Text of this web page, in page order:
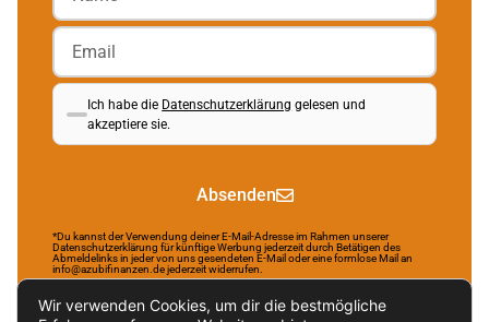
Ich habe die Datenschutzerklärung gelesen und
akzeptiere sie.
Absenden
*Du kannst der Verwendung deiner E-Mail-Adresse im Rahmen unserer
Datenschutzerklärung für künftige Werbung jederzeit durch Betätigen des
Abmeldelinks in jeder von uns gesendeten E-Mail oder eine formlose Mail an
info@azubifinanzen.de jederzeit widerrufen.
Wir verwenden Cookies, um dir die bestmögliche